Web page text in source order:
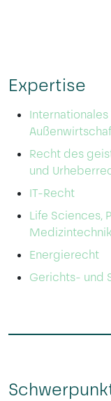
Expertise
Recht des
und
IT-Recht
Life Sciences,
Medizintechnik
Energierecht
Gerichts- und